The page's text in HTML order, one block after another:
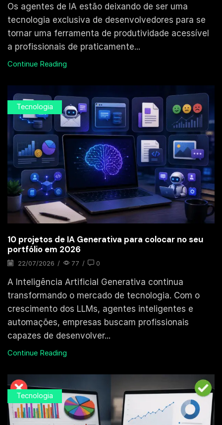
Os agentes de IA estão deixando de ser uma
tecnologia exclusiva de desenvolvedores para se
tornar uma ferramenta de produtividade acessível
a profissionais de praticamente...
Continue Reading
Tecnologia
10 projetos de IA Generativa para colocar no seu
portfólio em 2026
22/07/2026 / 77 / 0
A Inteligência Artificial Generativa continua
transformando o mercado de tecnologia. Com o
crescimento dos LLMs, agentes inteligentes e
automações, empresas buscam profissionais
capazes de desenvolver...
Continue Reading
Tecnologia